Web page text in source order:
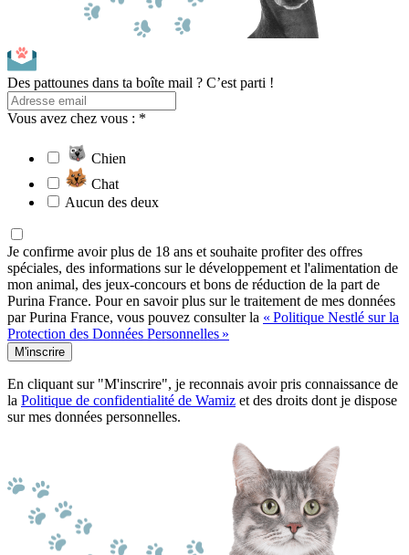
Des pattounes dans ta boîte mail ? C’est parti !
Vous avez chez vous : *
Chien
Chat
Aucun des deux
Je confirme avoir plus de 18 ans et souhaite profiter des offres
spéciales, des informations sur le développement et l'alimentation de
mon animal, des jeux-concours et bons de réduction de la part de
Purina France. Pour en savoir plus sur le traitement de mes données
par Purina France, vous pouvez consulter la « Politique Nestlé sur la
Protection des Données Personnelles »
M'inscrire
En cliquant sur "M'inscrire", je reconnais avoir pris connaissance de
la Politique de confidentialité de Wamiz et des droits dont je dispose
sur mes données personnelles.